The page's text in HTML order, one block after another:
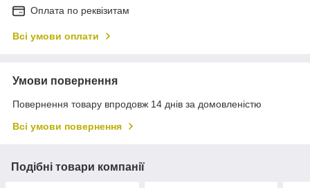
Оплата по реквізитам
Всі умови оплати
Умови повернення
Повернення товару впродовж 14 днів за домовленістю
Всі умови повернення
Подібні товари компанії